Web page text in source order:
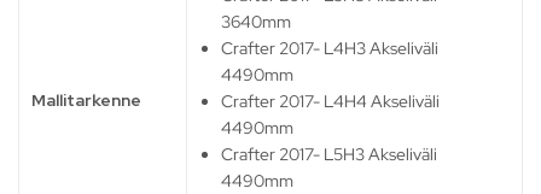
Mallitarkenne
3640mm
Crafter 2017- L4H3 Akseliväli
4490mm
Crafter 2017- L4H4 Akseliväli
4490mm
Crafter 2017- L5H3 Akseliväli
4490mm